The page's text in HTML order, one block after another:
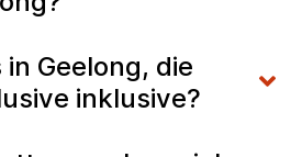
Geelong, die
inklusive?